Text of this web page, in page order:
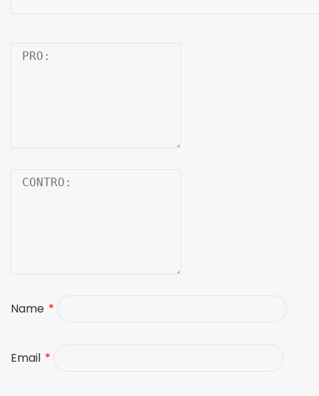
Name *
Email *